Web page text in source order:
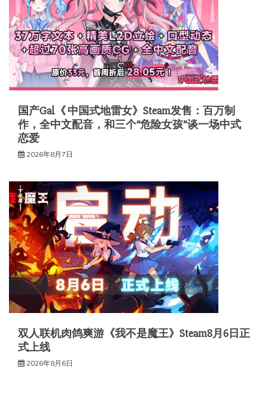
国产Gal《 中国式地雷女》Steam发售：百万制
作，全中文配音，和三个“危险女孩”谈一场中式
恋爱
2026年8月7日
双人联机肉鸽爽游《我不是魔王》Steam8月6日正
式上线
2026年8月6日